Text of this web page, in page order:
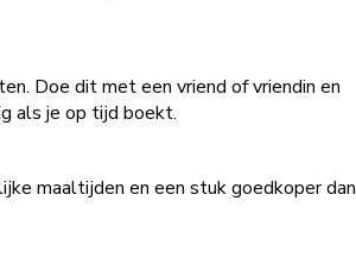
Doe dit met een vriend of vriendin en
als je op tijd boekt.
maaltijden en een stuk goedkoper dan